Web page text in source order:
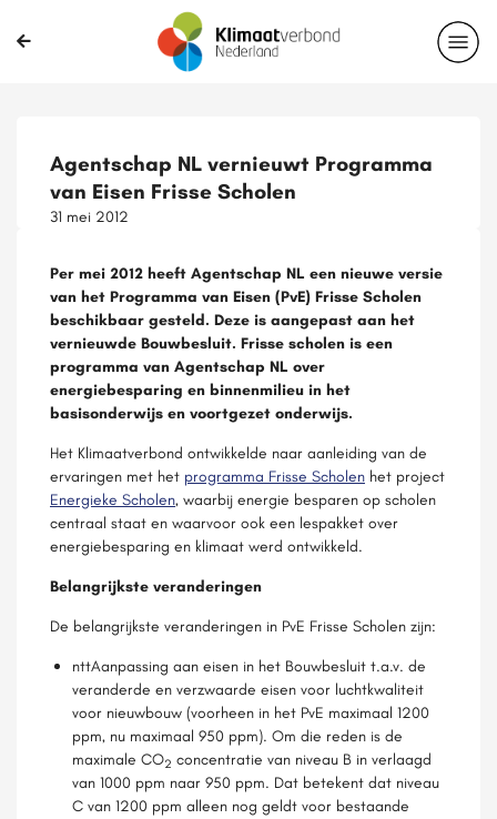
Agentschap NL vernieuwt Programma
van Eisen Frisse Scholen
31 mei 2012
Per mei 2012 heeft Agentschap NL een nieuwe versie
van het Programma van Eisen (PvE) Frisse Scholen
beschikbaar gesteld. Deze is aangepast aan het
vernieuwde Bouwbesluit. Frisse scholen is een
programma van Agentschap NL over
energiebesparing en binnenmilieu in het
basisonderwijs en voortgezet onderwijs.
Het Klimaatverbond ontwikkelde naar aanleiding van de
ervaringen met het programma Frisse Scholen het project
Energieke Scholen, waarbij energie besparen op scholen
centraal staat en waarvoor ook een lespakket over
energiebesparing en klimaat werd ontwikkeld.
Belangrijkste veranderingen
De belangrijkste veranderingen in PvE Frisse Scholen zijn:
nttAanpassing aan eisen in het Bouwbesluit t.a.v. de
veranderde en verzwaarde eisen voor luchtkwaliteit
voor nieuwbouw (voorheen in het PvE maximaal 1200
ppm, nu maximaal 950 ppm). Om die reden is de
maximale CO2 concentratie van niveau B in verlaagd
van 1000 ppm naar 950 ppm. Dat betekent dat niveau
C van 1200 ppm alleen nog geldt voor bestaande